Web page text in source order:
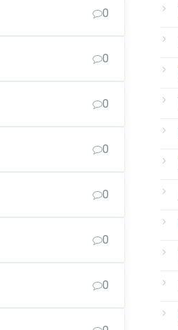
0
0
0
0
0
0
0